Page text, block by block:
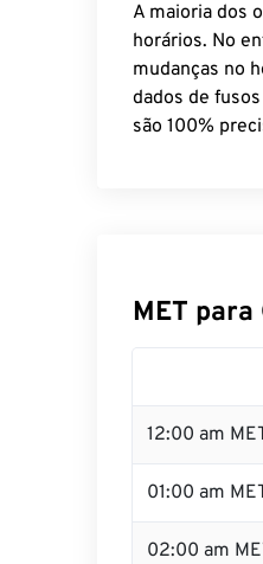
A maioria dos
horários. No
mudanças no
dados de
são 100%
MET para
12:00 am
01:00 am
02:00 am